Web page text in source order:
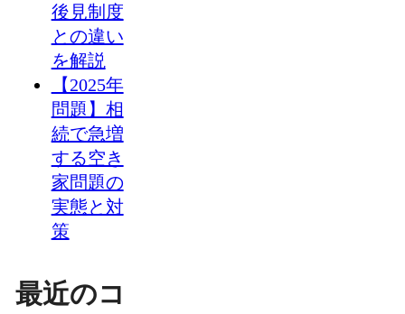
後見制度
との違い
を解説
【2025年
問題】相
続で急増
する空き
家問題の
実態と対
策
最近のコ